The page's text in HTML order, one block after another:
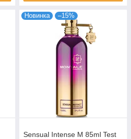
Новинка –15%
Sensual Intense M 85ml Test